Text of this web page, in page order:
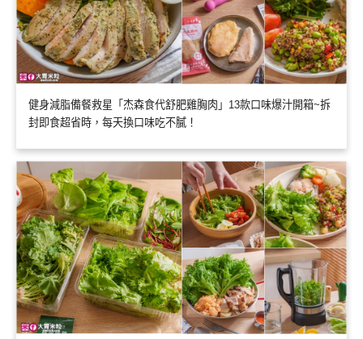
健身減脂備餐救星「杰森食代舒肥雞胸肉」13款口味爆汁開箱~拆
封即食超省時，每天換口味吃不膩！